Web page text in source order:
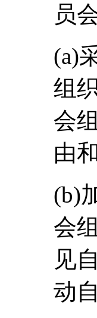
员
(a)
组
会
由
(b)
会
见
动